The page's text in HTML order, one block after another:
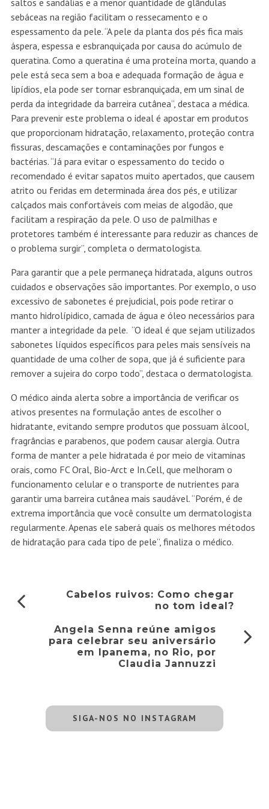
saltos e sandálias e a menor quantidade de glândulas
sebáceas na região facilitam o ressecamento e o
espessamento da pele. “A pele da planta dos pés fica mais
áspera, espessa e esbranquiçada por causa do acúmulo de
queratina. Como a queratina é uma proteína morta, quando a
pele está seca sem a boa e adequada formação de água e
lipídios, ela pode ser tornar esbranquiçada, em um sinal de
perda da integridade da barreira cutânea”, destaca a médica.
Para prevenir este problema o ideal é apostar em produtos
que proporcionam hidratação, relaxamento, proteção contra
fissuras, descamações e contaminações por fungos e
bactérias. “Já para evitar o espessamento do tecido o
recomendado é evitar sapatos muito apertados, que causem
atrito ou feridas em determinada área dos pés, e utilizar
calçados mais confortáveis com meias de algodão, que
facilitam a respiração da pele. O uso de palmilhas e
protetores também é interessante para reduzir as chances de
o problema surgir”, completa o dermatologista.
Para garantir que a pele permaneça hidratada, alguns outros
cuidados e observações são importantes. Por exemplo, o uso
excessivo de sabonetes é prejudicial, pois pode retirar o
manto hidrolípidico, camada de água e óleo necessários para
manter a integridade da pele. “O ideal é que sejam utilizados
sabonetes líquidos específicos para peles mais sensíveis na
quantidade de uma colher de sopa, que já é suficiente para
remover a sujeira do corpo todo”, destaca o dermatologista.
O médico ainda alerta sobre a importância de verificar os
ativos presentes na formulação antes de escolher o
hidratante, evitando sempre produtos que possuam álcool,
fragrâncias e parabenos, que podem causar alergia. Outra
forma de manter a pele hidratada é por meio de vitaminas
orais, como FC Oral, Bio-Arct e In.Cell, que melhoram o
funcionamento celular e o transporte de nutrientes para
garantir uma barreira cutânea mais saudável. “Porém, é de
extrema importância que você consulte um dermatologista
regularmente. Apenas ele saberá quais os melhores métodos
de hidratação para cada tipo de pele”, finaliza o médico.
Cabelos ruivos: Como chegar
no tom ideal?
Angela Senna reúne amigos
para celebrar seu aniversário
em Ipanema, no Rio, por
Claudia Jannuzzi
SIGA-NOS NO INSTAGRAM